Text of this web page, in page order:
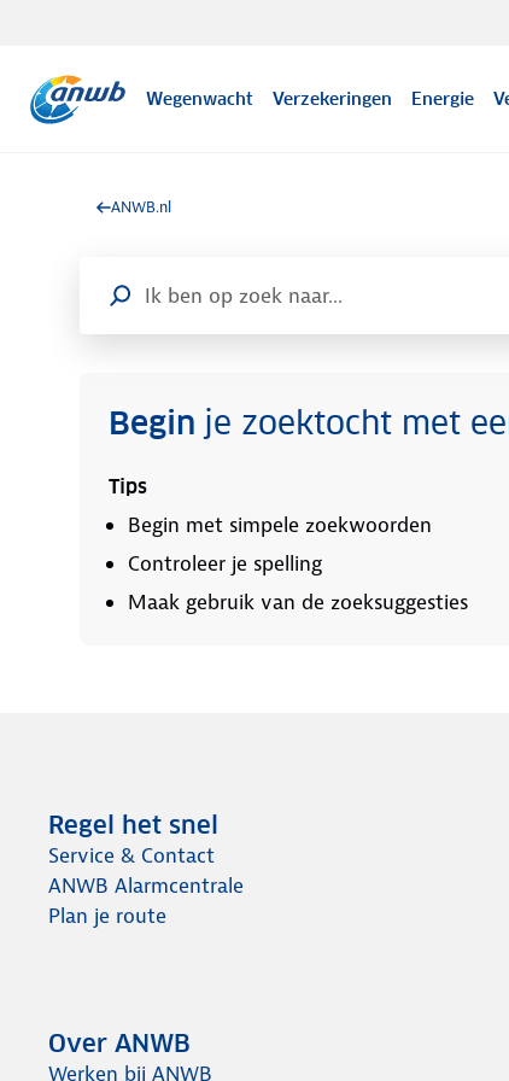
Wegenwacht Verzekeringen Energie
ANWB.nl
Voer hier je zoekopdracht in
Begin je zoektocht met
Tips
Begin met simpele zoekwoorden
Controleer je spelling
Maak gebruik van de zoeksuggesties
Regel het snel
Service & Contact
ANWB Alarmcentrale
Plan je route
Over ANWB
Werken bij ANWB